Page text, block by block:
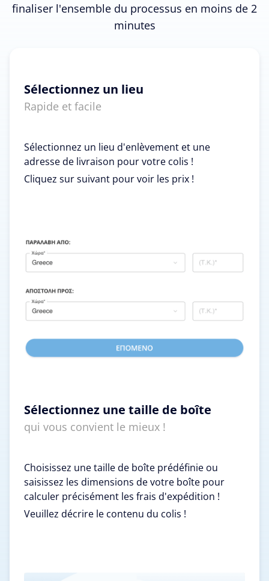
finaliser l'ensemble du processus en moins de 2
minutes
Sélectionnez un lieu
Rapide et facile
Sélectionnez un lieu d'enlèvement et une
adresse de livraison pour votre colis !
Cliquez sur suivant pour voir les prix !
Sélectionnez une taille de boîte
qui vous convient le mieux !
Choisissez une taille de boîte prédéfinie ou
saisissez les dimensions de votre boîte pour
calculer précisément les frais d'expédition !
Veuillez décrire le contenu du colis !